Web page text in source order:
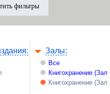
Залы:
Все
Книгохранение
Книгохранение